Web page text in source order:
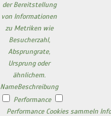
der Bereitstellung
von Informationen
zu Metriken wie
Besucherzahl,
Absprungrate,
Ursprung oder
ähnlichem.
NameBeschreibung
Performance
Performance Cookies sammeln